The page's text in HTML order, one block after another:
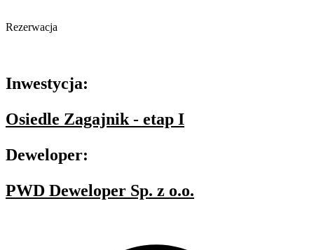
Rezerwacja
Inwestycja:
Osiedle Zagajnik - etap I
Deweloper:
PWD Deweloper Sp. z o.o.